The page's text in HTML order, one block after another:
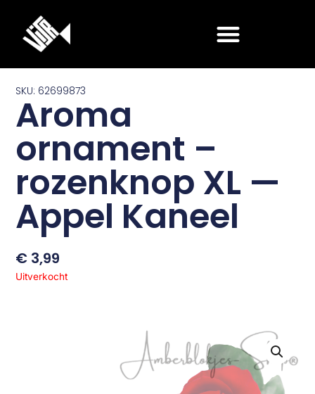
SKU: 62699873
Aroma
ornament –
rozenknop XL —
Appel Kaneel
€ 3,99
Uitverkocht